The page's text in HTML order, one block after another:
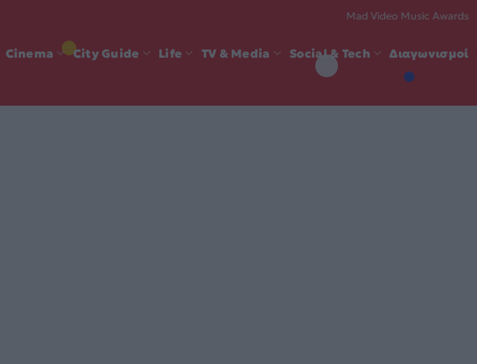
Mad Video Music Awards
Cinema City Guide Life TV & Media Social & Tech Διαγωνισμοί